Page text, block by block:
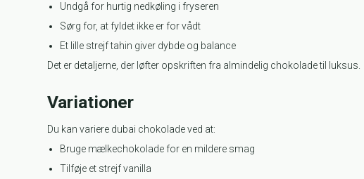
Undgå for hurtig nedkøling i fryseren
Sørg for, at fyldet ikke er for vådt
Et lille strejf tahin giver dybde og balance
Det er detaljerne, der løfter opskriften fra almindelig chokolade til luksus.
Variationer
Du kan variere dubai chokolade ved at:
Bruge mælkechokolade for en mildere smag
Tilføje et strejf vanilla